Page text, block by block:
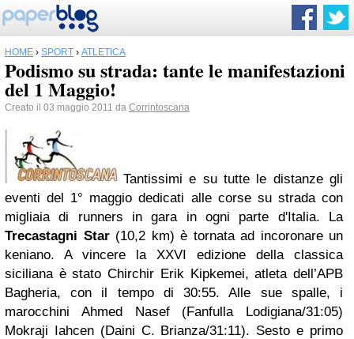
HOME › SPORT › ATLETICA
Podismo su strada: tante le manifestazioni
del 1 Maggio!
Creato il 03 maggio 2011 da Corrintoscana
Tantissimi e su tutte le distanze gli
eventi del 1° maggio dedicati alle corse su strada con
migliaia di runners in gara in ogni parte d'Italia. La
Trecastagni Star(10,2 km) è tornata ad incoronare un
keniano. A vincere la XXVI edizione della classica
siciliana è stato Chirchir Erik Kipkemei, atleta dell’APB
Bagheria, con il tempo di 30:55. Alle sue spalle, i
marocchini Ahmed Nasef (Fanfulla Lodigiana/31:05)
Mokraji Iahcen (Daini C. Brianza/31:11). Sesto e primo